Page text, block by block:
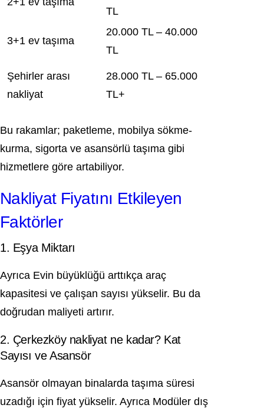
TL
3+1 ev taşıma
20.000 TL – 40.000
TL
Şehirler arası
nakliyat
28.000 TL – 65.000
TL+
Bu rakamlar; paketleme, mobilya sökme-
kurma, sigorta ve asansörlü taşıma gibi
hizmetlere göre artabiliyor.
Nakliyat Fiyatını Etkileyen
Faktörler
1. Eşya Miktarı
Ayrıca Evin büyüklüğü arttıkça araç
kapasitesi ve çalışan sayısı yükselir. Bu da
doğrudan maliyeti artırır.
2. Çerkezköy nakliyat ne kadar? Kat
Sayısı ve Asansör
Asansör olmayan binalarda taşıma süresi
uzadığı için fiyat yükselir. Ayrıca Modüler dış